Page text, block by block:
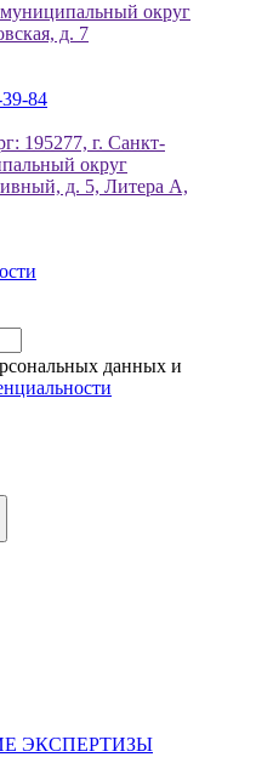
муниципальный округ
д. 7
84
195277, г. Санкт-
округ
д. 5, Литера А,
данных и
ЭКСПЕРТИЗЫ